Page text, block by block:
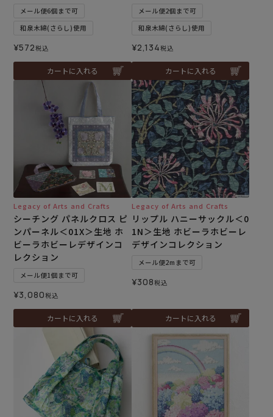
メール便6個まで可
和泉木綿(さらし)使用
¥572税込
カートに入れる
メール便2個まで可
和泉木綿(さらし)使用
¥2,134税込
カートに入れる
Legacy of Arts and Crafts
シーチング パネルクロス ピ
ンパーネル＜01X＞生地 ホ
ビーラホビーレデザインコ
レクション
メール便1個まで可
¥3,080税込
カートに入れる
Legacy of Arts and Crafts
リップル ハニーサックル＜0
1N＞生地 ホビーラホビーレ
デザインコレクション
メール便2mまで可
¥308税込
カートに入れる